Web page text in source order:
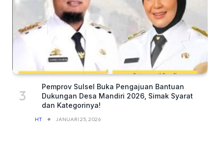
Pemprov Sulsel Buka Pengajuan Bantuan
Dukungan Desa Mandiri 2026, Simak Syarat
dan Kategorinya!
HT JANUARI 25, 2026